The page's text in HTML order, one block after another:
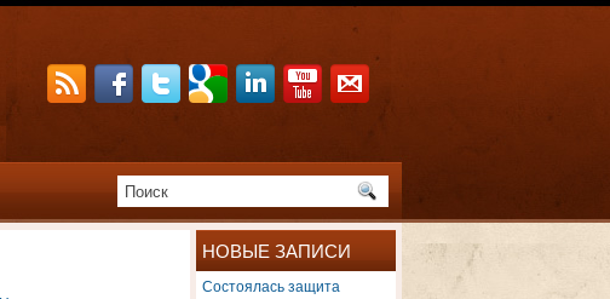
НОВЫЕ ЗАПИСИ
Состоялась защита